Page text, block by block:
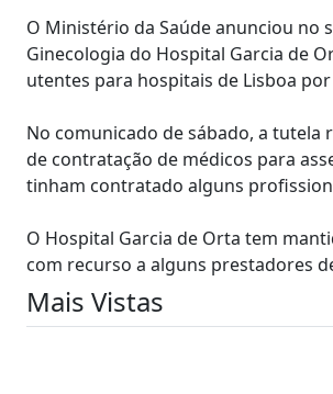
O Ministério da Saúde anunciou no
Ginecologia do Hospital Garcia de
utentes para hospitais de Lisboa
No comunicado de sábado, a tutela
de contratação de médicos para
tinham contratado alguns
O Hospital Garcia de Orta tem
com recurso a alguns prestadores
Mais Vistas